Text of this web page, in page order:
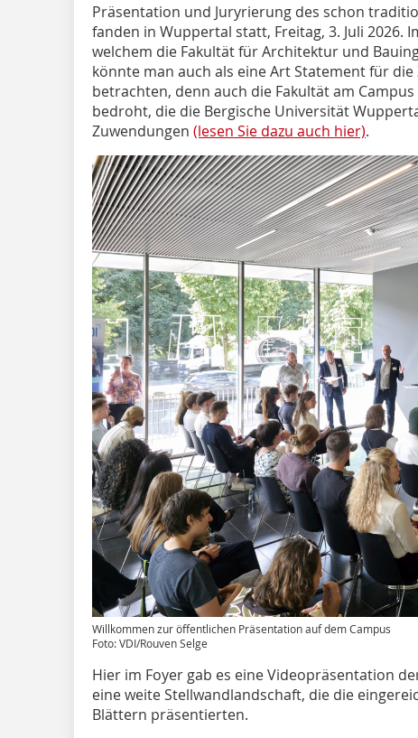
Präsentation und Juryrierung des schon
fanden in Wuppertal statt, Freitag, 3. Juli 2026.
welchem die Fakultät für Architektur und
könnte man auch als eine Art Statement für
betrachten, denn auch die Fakultät am
bedroht, die die Bergische Universität
Zuwendungen (lesen Sie dazu auch hier).
Willkommen zur öffentlichen Präsentation auf dem Campus
Foto: VDI/Rouven Selge
Hier im Foyer gab es eine Videopräsentation
eine weite Stellwandlandschaft, die die
Blättern präsentierten.